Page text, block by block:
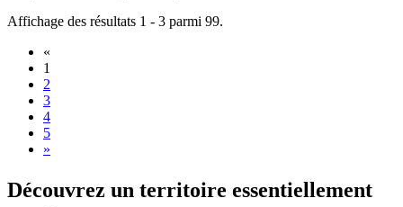
Affichage des résultats 1 - 3 parmi 99.
«
1
2
3
4
5
»
Découvrez un territoire essentiellement